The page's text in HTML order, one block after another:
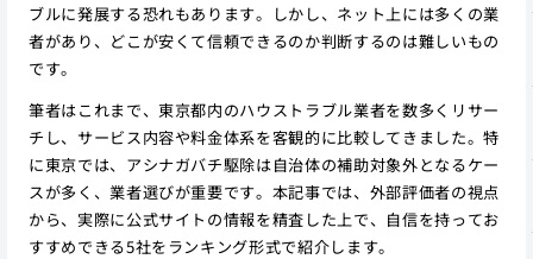
ブルに発展する恐れもあります。しかし、ネット上には多くの業
者があり、どこが安くて信頼できるのか判断するのは難しいもの
です。
筆者はこれまで、東京都内のハウストラブル業者を数多くリサー
チし、サービス内容や料金体系を客観的に比較してきました。特
に東京では、アシナガバチ駆除は自治体の補助対象外となるケー
スが多く、業者選びが重要です。本記事では、外部評価者の視点
から、実際に公式サイトの情報を精査した上で、自信を持ってお
すすめできる5社をランキング形式で紹介します。